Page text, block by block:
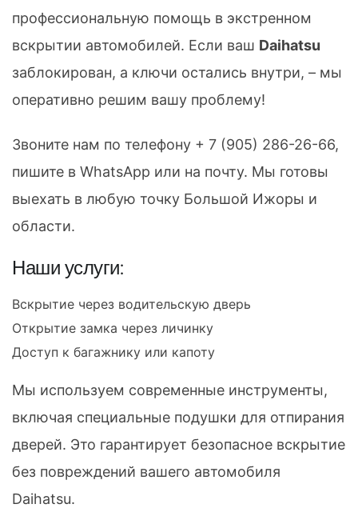
профессиональную помощь в экстренном
вскрытии автомобилей. Если ваш Daihatsu
заблокирован, а ключи остались внутри, – мы
оперативно решим вашу проблему!
Звоните нам по телефону + 7 (905) 286-26-66,
пишите в WhatsApp или на почту. Мы готовы
выехать в любую точку Большой Ижоры и
области.
Наши услуги:
Вскрытие через водительскую дверь
Открытие замка через личинку
Доступ к багажнику или капоту
Мы используем современные инструменты,
включая специальные подушки для отпирания
дверей. Это гарантирует безопасное вскрытие
без повреждений вашего автомобиля
Daihatsu.